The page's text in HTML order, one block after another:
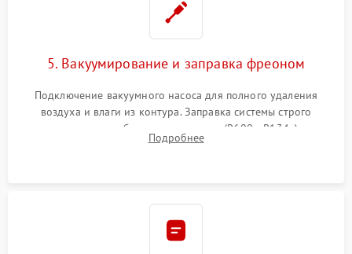
5. Вакуумирование и заправка фреоном
Подключение вакуумного насоса для полного удаления
воздуха и влаги из контура. Заправка системы строго
дозированным объемом хладагента (R600a, R134a) по
электронным весам. Контроль рабочего давления в системе.
Подробнее